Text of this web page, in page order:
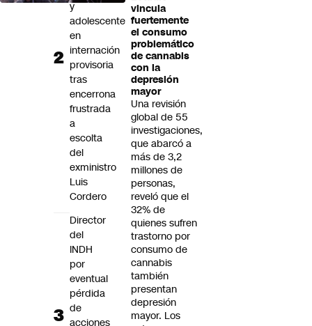
vincula
fuertemente
el consumo
problemático
de cannabis
con la
depresión
mayor
Una revisión
global de 55
investigaciones,
que abarcó a
más de 3,2
millones de
personas,
reveló que el
32% de
quienes sufren
trastorno por
consumo de
cannabis
también
presentan
depresión
mayor. Los
y
adolescente
en
internación
provisoria
tras
encerrona
frustrada
a
escolta
del
exministro
Luis
Cordero
Director
del
INDH
por
eventual
pérdida
de
acciones